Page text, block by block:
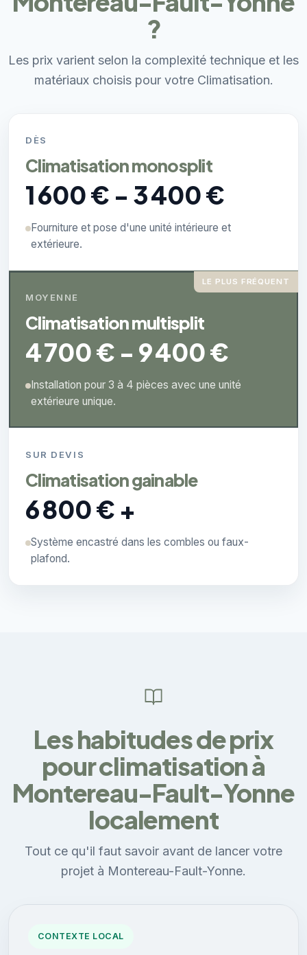
?
Les prix varient selon la complexité technique et les
matériaux choisis pour votre Climatisation.
DÈS
Climatisation monosplit
1 600 € - 3 400 €
Fourniture et pose d'une unité intérieure et
extérieure.
LE PLUS FRÉQUENT
MOYENNE
Climatisation multisplit
4 700 € - 9 400 €
Installation pour 3 à 4 pièces avec une unité
extérieure unique.
SUR DEVIS
Climatisation gainable
6 800 € +
Système encastré dans les combles ou faux-
plafond.
Les habitudes de prix
pour climatisation à
Montereau-Fault-Yonne
localement
Tout ce qu'il faut savoir avant de lancer votre
projet à Montereau-Fault-Yonne.
CONTEXTE LOCAL